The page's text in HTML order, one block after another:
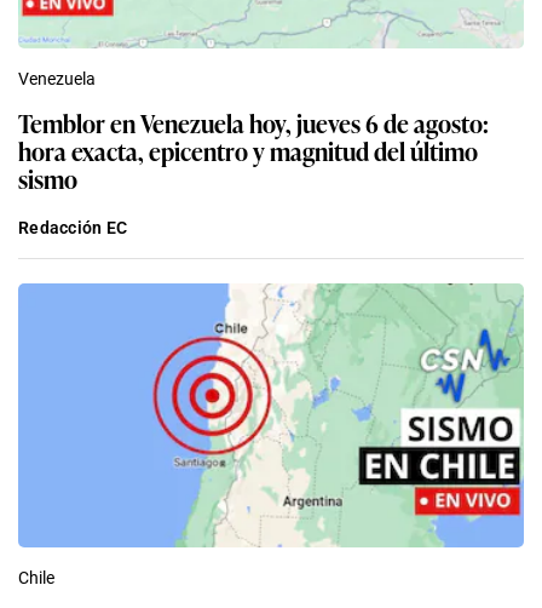
Venezuela
Temblor en Venezuela hoy, jueves 6 de agosto:
hora exacta, epicentro y magnitud del último
sismo
Redacción EC
Chile